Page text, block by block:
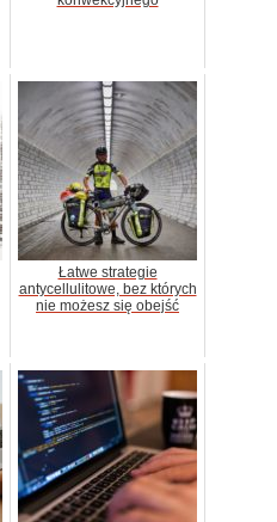
Łatwe strategie
antycellulitowe, bez których
nie możesz się obejść